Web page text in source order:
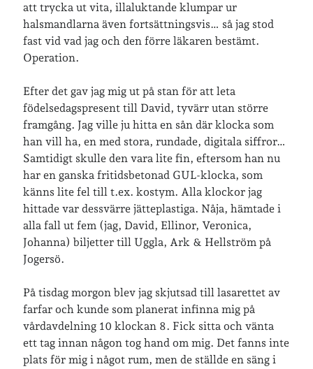
Senaste inläggen
Sista semesterveckan
Från Hälleforsnäs till Katrineholm på Sörmlandsleden
Två veckor på Öland
Jonas 47 år!
Senaste kommentarer
KarinomVålådalsfyrkanten 2024
MariaomVår bröllopsdikt
Fredrik D om Läste i Språktidningen om SÖ-stilen…
AndrewomSöder runt 2023
Mandalorian, vandring och sommarväder – Helenas dagarom
Vandring mellan Ösmo och Segersäng i sommarväder
Arkiv
att trycka ut vita, illaluktande klumpar ur
halsmandlarna även fortsättningsvis… så jag stod
fast vid vad jag och den förre läkaren bestämt.
Operation.
Efter det gav jag mig ut på stan för att leta
födelsedagspresent till David, tyvärr utan större
framgång. Jag ville ju hitta en sån där klocka som
han vill ha, en med stora, rundade, digitala siffror…
Samtidigt skulle den vara lite fin, eftersom han nu
har en ganska fritidsbetonad GUL-klocka, som
känns lite fel till t.ex. kostym. Alla klockor jag
hittade var dessvärre jätteplastiga. Nåja, hämtade i
alla fall ut fem (jag, David, Ellinor, Veronica,
Johanna) biljetter till Uggla, Ark & Hellström på
Jogersö.
På tisdag morgon blev jag skjutsad till lasarettet av
farfar och kunde som planerat infinna mig på
vårdavdelning 10 klockan 8. Fick sitta och vänta
ett tag innan någon tog hand om mig. Det fanns inte
plats för mig i något rum, men de ställde en säng i